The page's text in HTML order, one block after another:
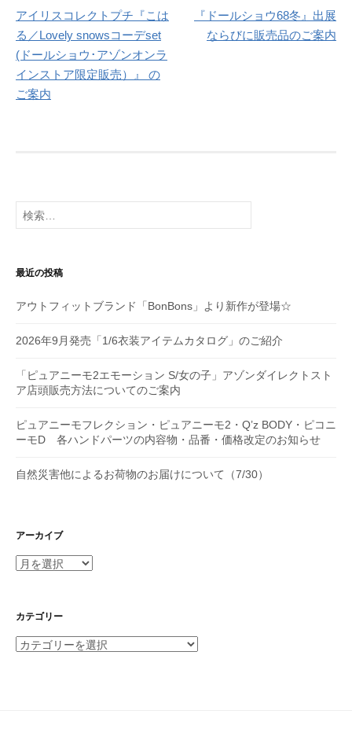
稿
ナ
ビ
ン
アイリスコレクトプチ『こは
る／Lovely snowsコーデset
(ドールショウ･アゾンオンラ
インストア限定販売）』 の
ご案内
『ドールショウ68冬』出展
ならびに販売品のご案内
検
索:
最近の投稿
アウトフィットブランド「BonBons」より新作が登場☆
2026年9月発売「1/6衣装アイテムカタログ」のご紹介
「ピュアニーモ2エモーション S/女の子」アゾンダイレクトスト
ア店頭販売方法についてのご案内
ピュアニーモフレクション・ピュアニーモ2・Q’z BODY・ピコニ
ーモD 各ハンドパーツの内容物・品番・価格改定のお知らせ
自然災害他によるお荷物のお届けについて（7/30）
アーカイブ
ア
イ
カテゴリー
カ